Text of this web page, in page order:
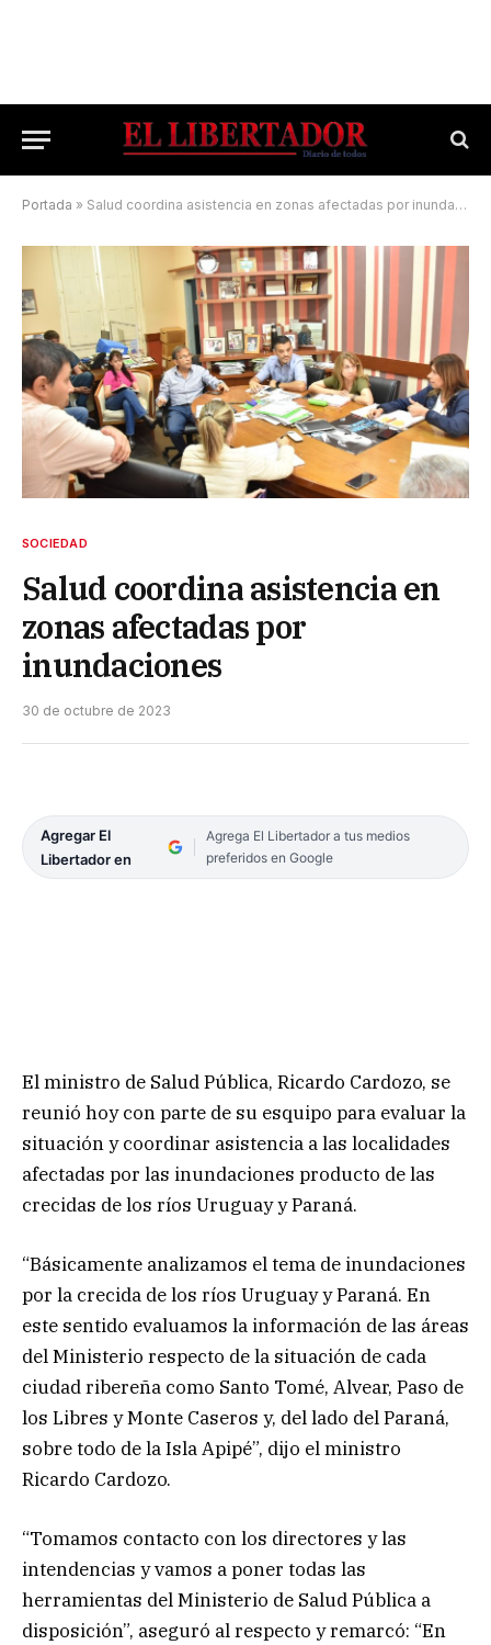
Portada » Salud coordina asistencia en zonas afectadas por inundaciones
SOCIEDAD
Salud coordina asistencia en
zonas afectadas por
inundaciones
30 de octubre de 2023
Agregar El
Libertador en
Agrega El Libertador a tus medios
preferidos en Google
El ministro de Salud Pública, Ricardo Cardozo, se
reunió hoy con parte de su esquipo para evaluar la
situación y coordinar asistencia a las localidades
afectadas por las inundaciones producto de las
crecidas de los ríos Uruguay y Paraná.
“Básicamente analizamos el tema de inundaciones
por la crecida de los ríos Uruguay y Paraná. En
este sentido evaluamos la información de las áreas
del Ministerio respecto de la situación de cada
ciudad ribereña como Santo Tomé, Alvear, Paso de
los Libres y Monte Caseros y, del lado del Paraná,
sobre todo de la Isla Apipé”, dijo el ministro
Ricardo Cardozo.
“Tomamos contacto con los directores y las
intendencias y vamos a poner todas las
herramientas del Ministerio de Salud Pública a
disposición”, aseguró al respecto y remarcó: “En